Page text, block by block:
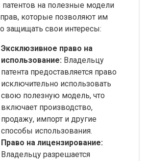
на полезные модели
которые позволяют им
защищать свои интересы:
Эксклюзивное право на
использование: Владельцу
патента предоставляется право
исключительно использовать
свою полезную модель, что
включает производство,
продажу, импорт и другие
способы использования.
Право на лицензирование:
Владельцу разрешается